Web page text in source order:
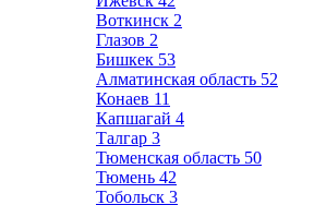
Воткинск 2
Глазов 2
Бишкек 53
Алматинская область 52
Конаев 11
Капшагай 4
Талгар 3
Тюменская область 50
Тюмень 42
Тобольск 3